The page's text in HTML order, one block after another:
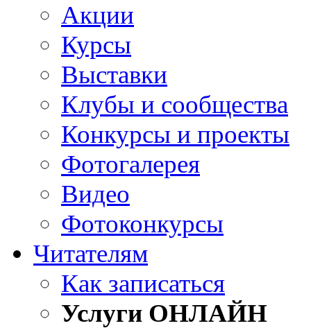
Акции
Курсы
Выставки
Клубы и сообщества
Конкурсы и проекты
Фотогалерея
Видео
Фотоконкурсы
Читателям
Как записаться
Услуги ОНЛАЙН